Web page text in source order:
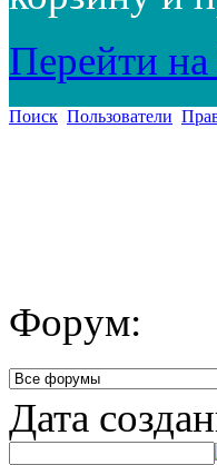
Перейти
Поиск Пользователи
Форум:
Дата